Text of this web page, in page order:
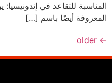
المعروفة أيضًا باسم […]
←